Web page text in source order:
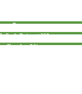
Terrasse
de Bains et WC
Chambre 2 lits